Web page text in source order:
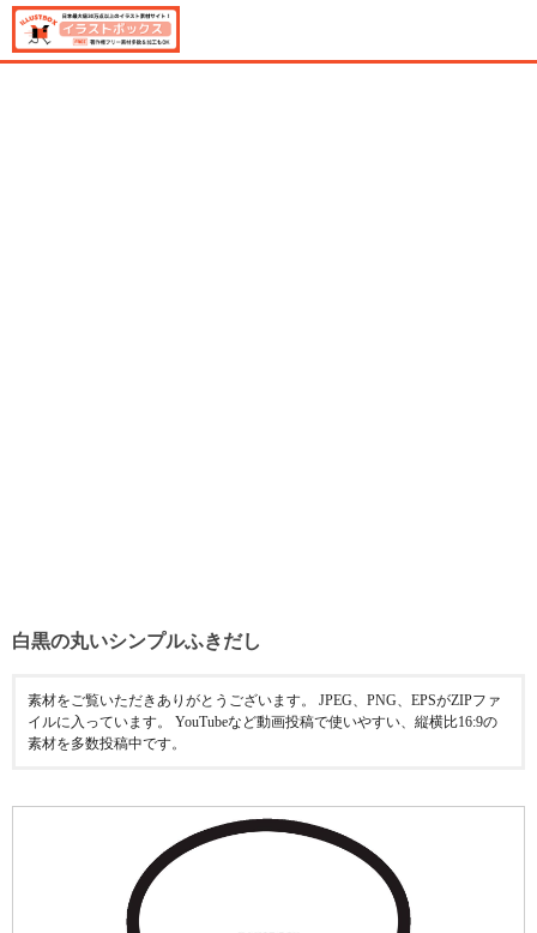
白黒の丸いシンプルふきだし
素材をご覧いただきありがとうございます。 JPEG、PNG、EPSがZIPファ
イルに入っています。 YouTubeなど動画投稿で使いやすい、縦横比16:9の
素材を多数投稿中です。